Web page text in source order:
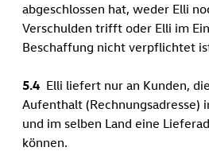
abgeschlossen hat, weder Elli
Verschulden trifft oder Elli im
Beschaffung nicht verpflichtet
5.4 Elli liefert nur an Kunden,
Aufenthalt (Rechnungsadresse)
und im selben Land eine
können.